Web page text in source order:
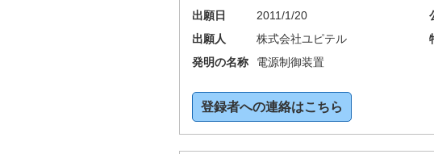
出願日
2011/1/20
出願人
株式会社ユピテル
発明の名称
電源制御装置
登録者への連絡はこちら